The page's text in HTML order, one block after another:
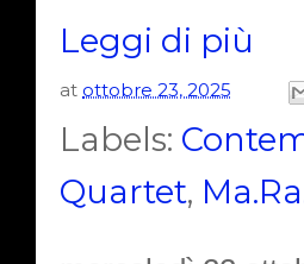
Leggi di più
at ottobre 23, 2025
Labels:
Quartet,